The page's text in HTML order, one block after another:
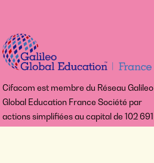
Cifacom est membre du Réseau Galileo
Global Education France Société par
actions simplifiées au capital de 102 691